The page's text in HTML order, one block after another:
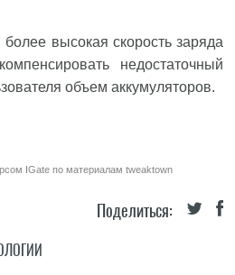
высокая скорость заряда
недостаточный
объем аккумуляторов.
IGate по материаламtweaktown
Поделиться: